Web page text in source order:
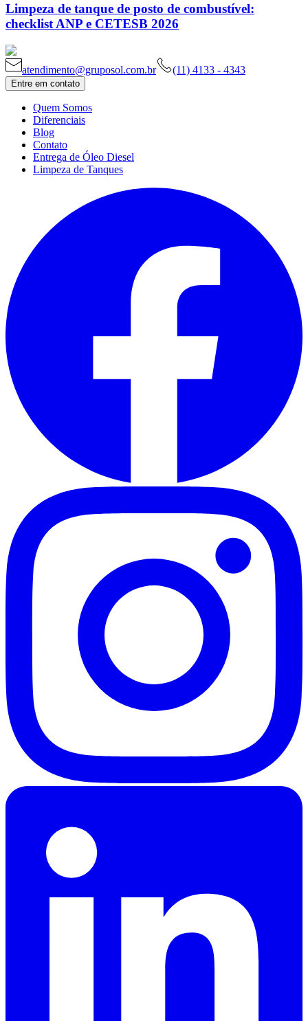
Limpeza de tanque de posto de combustível:
checklist ANP e CETESB 2026
atendimento@gruposol.com.br (11) 4133 - 4343
Entre em contato
Quem Somos
Diferenciais
Blog
Contato
Entrega de Óleo Diesel
Limpeza de Tanques